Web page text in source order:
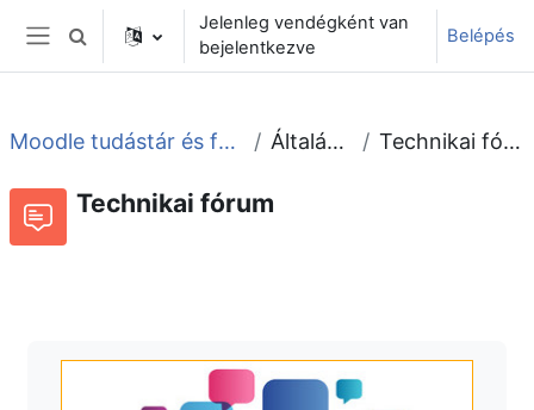
Tovább a fő tartalomhoz
Oldalpanel
Keresési bemeneti adatok váltása
Jelenleg vendégként van
bejelentkezve
Belépés
Moodle tudástár és fórum Általános Technikai fórum
Technikai fórum